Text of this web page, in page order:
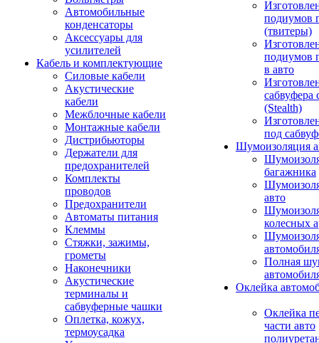
Автомобильные
конденсаторы
Аксессуары для
усилителей
Кабель и комплектующие
Силовые кабели
Акустические
кабели
Межблочные кабели
Монтажные кабели
Дистрибьюторы
Держатели для
предохранителей
Комплекты
проводов
Предохранители
Автоматы питания
Клеммы
Стяжки, зажимы,
грометы
Наконечники
Акустические
терминалы и
сабвуферные чашки
Оплетка, кожух,
термоусадка
подиумов
(твитеры)
подиумов
в авто
сабвуфера
(Stealth)
под
Шумоизоляция
багажника
авто
колесных
Полная
Оклейка
Оклейка
части авто